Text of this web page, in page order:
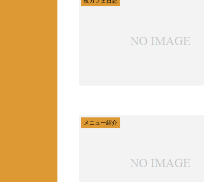
メニュー紹介